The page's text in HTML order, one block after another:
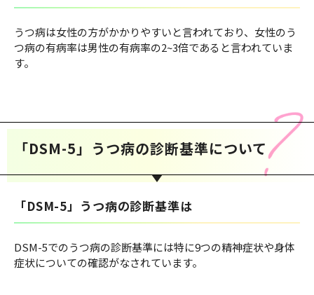
うつ病は女性の方がかかりやすいと言われており、女性のう
つ病の有病率は男性の有病率の2~3倍であると言われていま
す。
「DSM-5」うつ病の診断基準について
「DSM-5」うつ病の診断基準は
DSM-5でのうつ病の診断基準には特に9つの精神症状や身体
症状についての確認がなされています。